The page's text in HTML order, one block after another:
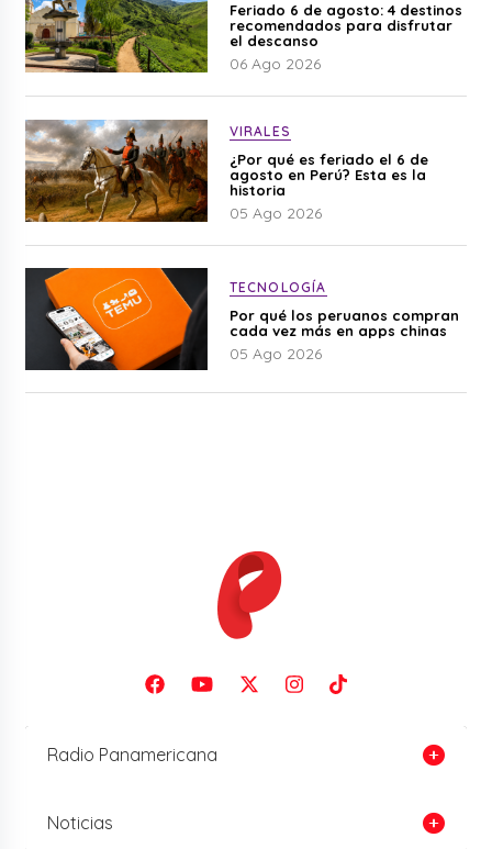
Feriado 6 de agosto: 4 destinos
recomendados para disfrutar
el descanso
06 Ago 2026
VIRALES
¿Por qué es feriado el 6 de
agosto en Perú? Esta es la
historia
05 Ago 2026
TECNOLOGÍA
Por qué los peruanos compran
cada vez más en apps chinas
05 Ago 2026
Radio Panamericana
Noticias